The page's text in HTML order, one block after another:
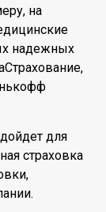
на
надежных
для
страховка